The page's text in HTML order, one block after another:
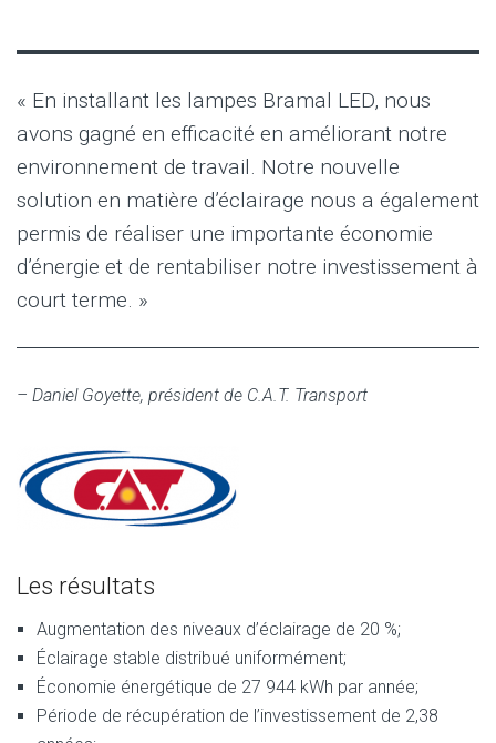
« En installant les lampes Bramal LED, nous
avons gagné en efficacité en améliorant notre
environnement de travail. Notre nouvelle
solution en matière d’éclairage nous a également
permis de réaliser une importante économie
d’énergie et de rentabiliser notre investissement à
court terme. »
– Daniel Goyette, président de C.A.T. Transport
Les résultats
Augmentation des niveaux d’éclairage de 20 %;
Éclairage stable distribué uniformément;
Économie énergétique de 27 944 kWh par année;
Période de récupération de l’investissement de 2,38